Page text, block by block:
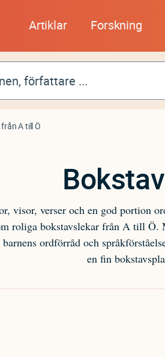
Artiklar Forskning
A till Ö
visor, verser och en god portion
roliga bokstavslekar från A till Ö.
ordförråd och
en fin